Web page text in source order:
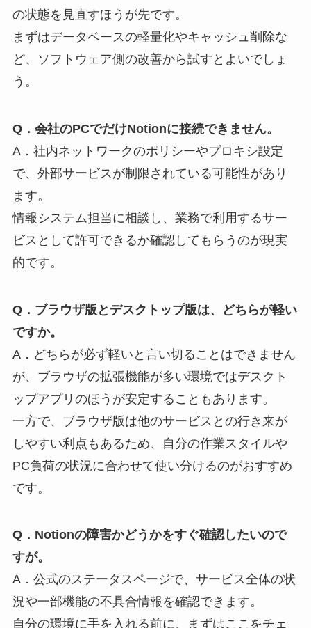
の状態を見直すほうが先です。
まずはデータベースの軽量化やキャッシュ削除な
ど、ソフトウェア側の改善から試すとよいでしょ
う。
Q．会社のPCでだけNotionに接続できません。
A．社内ネットワークのポリシーやプロキシ設定
で、外部サービスが制限されている可能性があり
ます。
情報システム担当に相談し、業務で利用するサー
ビスとして許可できるか確認してもらうのが現実
的です。
Q．ブラウザ版とデスクトップ版は、どちらが軽い
ですか。
A．どちらが必ず軽いと言い切ることはできません
が、ブラウザの拡張機能が多い環境ではデスクト
ップアプリのほうが安定することもあります。
一方で、ブラウザ版は他のサービスとの行き来が
しやすい利点もあるため、自分の作業スタイルや
PC負荷の状況に合わせて使い分けるのがおすすめ
です。
Q．Notionの障害かどうかをすぐ確認したいので
すが。
A．公式のステータスページで、サービス全体の状
況や一部機能の不具合情報を確認できます。
自分の環境に手を入れる前に、まずはここをチェ